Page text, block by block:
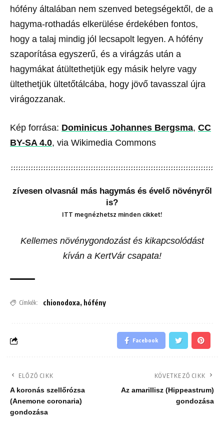
hófény általában nem szenved betegségektől, de a
hagyma-rothadás elkerülése érdekében fontos,
hogy a talaj mindig jól lecsapolt legyen. A hófény
szaporítása egyszerű, és a virágzás után a
hagymákat átültethetjük egy másik helyre vagy
ültethetjük ültetőtálcába, hogy jövő tavasszal újra
virágozzanak.
Kép forrása: Dominicus Johannes Bergsma, CC
BY-SA 4.0, via Wikimedia Commons
zívesen olvasnál más hagymás és évelő növényről
is?
ITT megnézhetsz minden cikket!
Kellemes növénygondozást és kikapcsolódást
kíván a KertVár csapata!
Címkék: chionodoxa, hófény
Facebook
ELŐZŐ CIKK
A koronás szellőrózsa
(Anemone coronaria)
gondozása
KÖVETKEZŐ CIKK
Az amarillisz (Hippeastrum)
gondozása